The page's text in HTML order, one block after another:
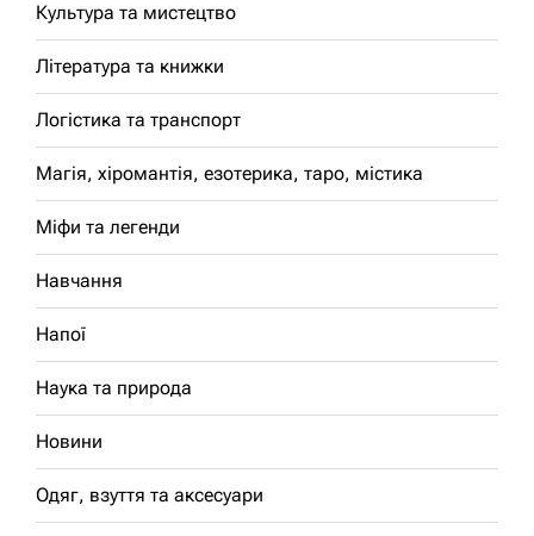
Культура та мистецтво
Література та книжки
Логістика та транспорт
Магія, хіромантія, езотерика, таро, містика
Міфи та легенди
Навчання
Напої
Наука та природа
Новини
Одяг, взуття та аксесуари